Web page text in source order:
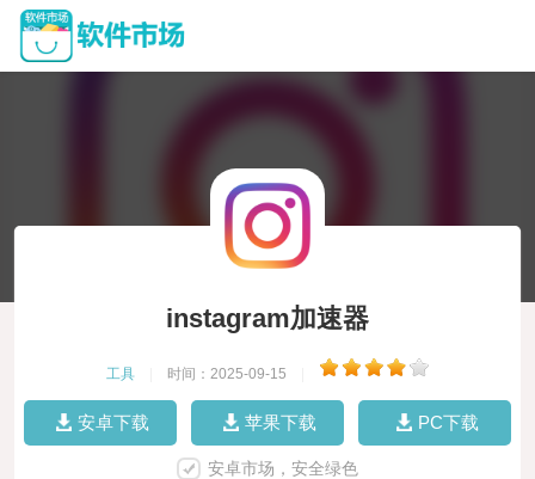
instagram加速器
工具 时间：2025-09-15
安卓下载 苹果下载 PC下载
安卓市场，安全绿色